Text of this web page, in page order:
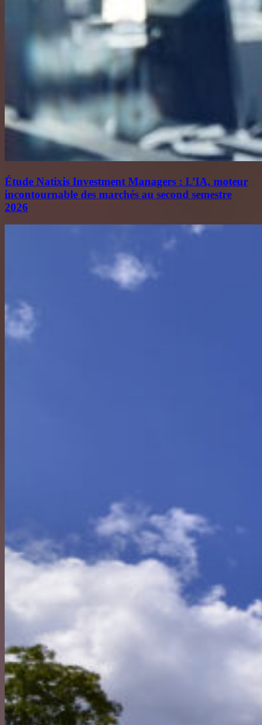
Étude Natixis Investment Managers : L’IA, moteur
incontournable des marchés au second semestre
2026